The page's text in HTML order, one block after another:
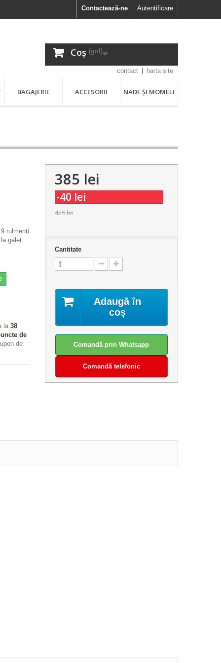
Autentificare
Contactează-ne
Coș (gol)
contact harta site
BAGAJERIE ACCESORII NADE ȘI MOMELI
rulmenti
galet.
la 38
de
de
385 lei
-40 lei
425 lei
Cantitate
Adaugă în
coș
Comandă prin Whatsapp
Comandă telefonic